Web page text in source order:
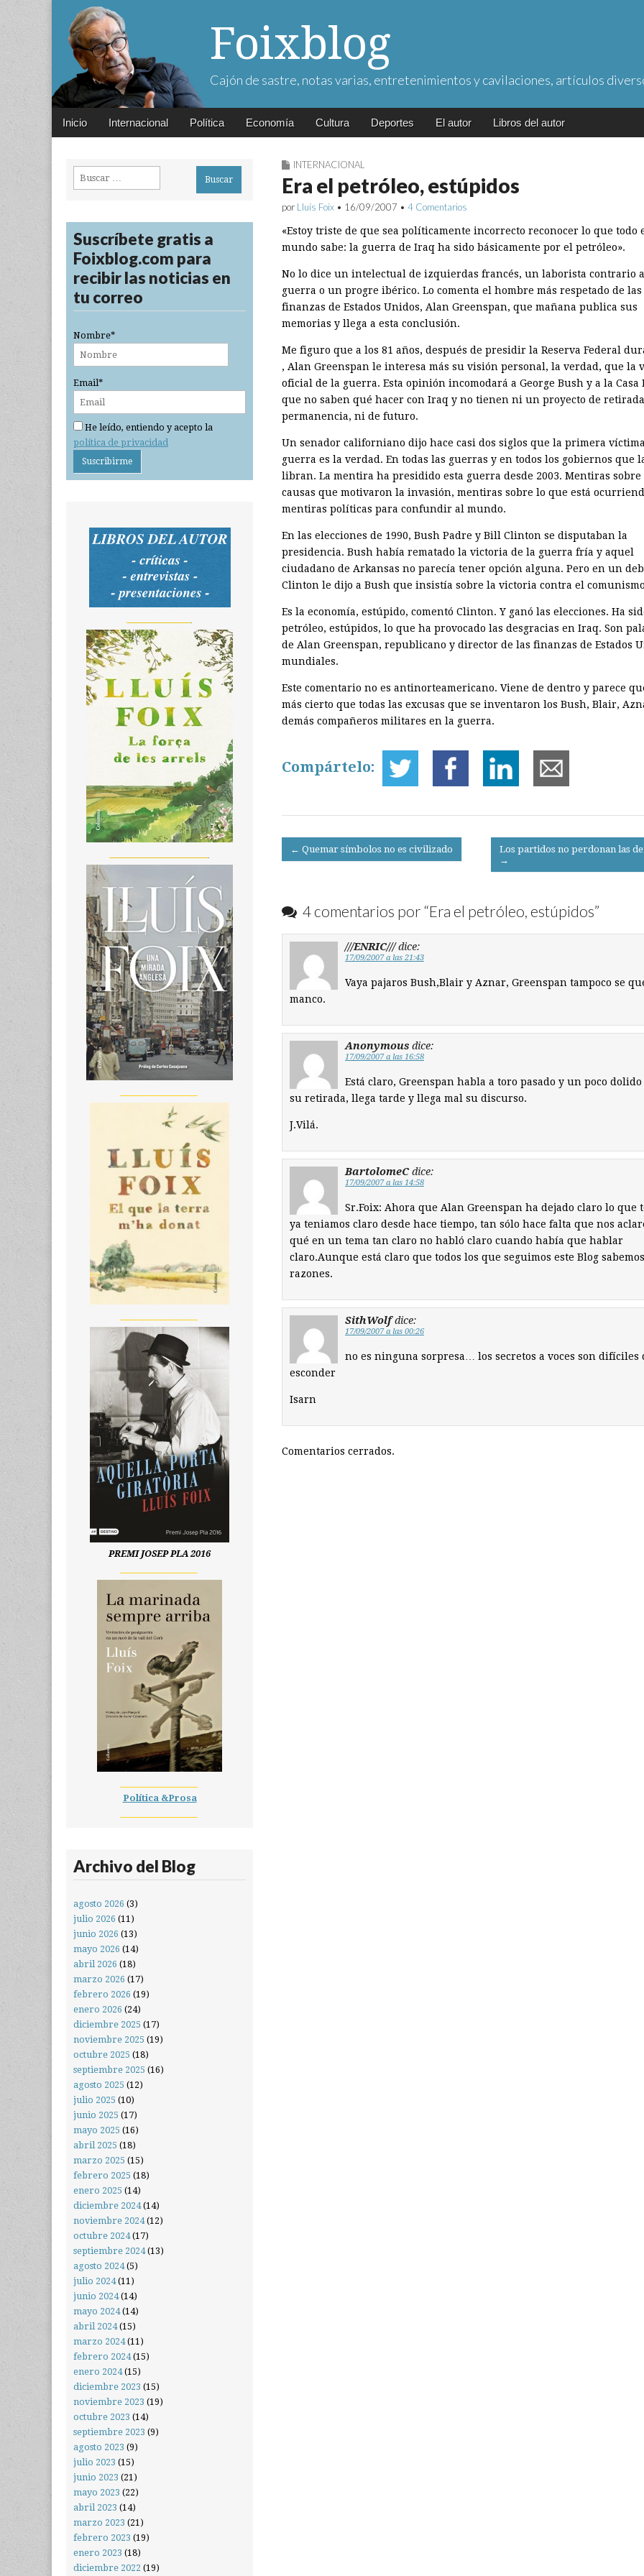
Foixblog
Cajón de sastre, notas varias, entretenimientos y cavilaciones, artículos
Main
Skip
Inicio Internacional Política Economía Cultura Deportes El autor Libros del autor
INTERNACIONAL
Era el petróleo, estúpidos
por Lluís Foix • 16/09/2007 • 4 Comentarios
«Estoy triste de que sea políticamente incorrecto reconocer lo que todo
mundo sabe: la guerra de Iraq ha sido básicamente por el petróleo».
No lo dice un intelectual de izquierdas francés, un laborista contrario
guerra o un progre ibérico. Lo comenta el hombre más respetado de las
finanzas de Estados Unidos, Alan Greenspan, que mañana publica sus
memorias y llega a esta conclusión.
Me figuro que a los 81 años, después de presidir la Reserva Federal
, Alan Greenspan le interesa más su visión personal, la verdad, que la
oficial de la guerra. Esta opinión incomodará a George Bush y a la Casa
que no saben qué hacer con Iraq y no tienen ni un proyecto de
permanencia, ni de futuro.
Un senador californiano dijo hace casi dos siglos que la primera
guerra es la verdad. En todas las guerras y en todos los gobiernos que
libran. La mentira ha presidido esta guerra desde 2003. Mentiras sobre
causas que motivaron la invasión, mentiras sobre lo que está
mentiras políticas para confundir al mundo.
En las elecciones de 1990, Bush Padre y Bill Clinton se disputaban la
presidencia. Bush había rematado la victoria de la guerra fría y aquel
ciudadano de Arkansas no parecía tener opción alguna. Pero en un
Clinton le dijo a Bush que insistía sobre la victoria contra el
Es la economía, estúpido, comentó Clinton. Y ganó las elecciones. Ha
petróleo, estúpidos, lo que ha provocado las desgracias en Iraq. Son
de Alan Greenspan, republicano y director de las finanzas de Estados
mundiales.
Este comentario no es antinorteamericano. Viene de dentro y parece
más cierto que todas las excusas que se inventaron los Bush, Blair,
demás compañeros militares en la guerra.
Compártelo:
Post
navigation
← Quemar símbolos no es civilizado
Los partidos no perdonan las
→
4 comentarios por “Era el petróleo, estúpidos”
///ENRIC/// dice:
17/09/2007 a las 21:43
Vaya pajaros Bush,Blair y Aznar, Greenspan tampoco se
manco.
Anonymous dice:
17/09/2007 a las 16:58
Está claro, Greenspan habla a toro pasado y un poco
su retirada, llega tarde y llega mal su discurso.
J.Vilá.
BartolomeC dice:
17/09/2007 a las 14:58
Sr.Foix: Ahora que Alan Greenspan ha dejado claro lo que
ya teniamos claro desde hace tiempo, tan sólo hace falta que nos
qué en un tema tan claro no habló claro cuando había que hablar
claro.Aunque está claro que todos los que seguimos este Blog
razones.
SithWolf dice:
17/09/2007 a las 00:26
no es ninguna sorpresa… los secretos a voces son difíciles
esconder
Isarn
Comentarios cerrados.
Buscar:
Suscríbete gratis a
Foixblog.com para
recibir las noticias en
tu correo
Nombre*
Email*
He leído, entiendo y acepto la
política de privacidad
PREMI JOSEP PLA 2016
Política &Prosa
Archivo del Blog
agosto 2026 (3)
julio 2026 (11)
junio 2026 (13)
mayo 2026 (14)
abril 2026 (18)
marzo 2026 (17)
febrero 2026 (19)
enero 2026 (24)
diciembre 2025 (17)
noviembre 2025 (19)
octubre 2025 (18)
septiembre 2025 (16)
agosto 2025 (12)
julio 2025 (10)
junio 2025 (17)
mayo 2025 (16)
abril 2025 (18)
marzo 2025 (15)
febrero 2025 (18)
enero 2025 (14)
diciembre 2024(14)
noviembre 2024(12)
octubre 2024(17)
septiembre 2024(13)
agosto 2024(5)
julio 2024(11)
junio 2024(14)
mayo 2024(14)
abril 2024(15)
marzo 2024(11)
febrero 2024(15)
enero 2024(15)
diciembre 2023 (15)
noviembre 2023 (19)
octubre 2023 (14)
septiembre 2023 (9)
agosto 2023 (9)
julio 2023 (15)
junio 2023 (21)
mayo 2023 (22)
abril 2023 (14)
marzo 2023 (21)
febrero 2023 (19)
enero 2023 (18)
diciembre 2022 (19)